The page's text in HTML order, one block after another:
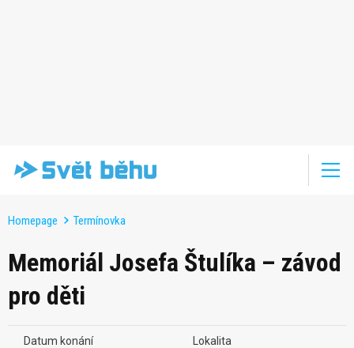
Homepage Termínovka
Memoriál Josefa Štulíka – závod
pro děti
Datum konání Lokalita